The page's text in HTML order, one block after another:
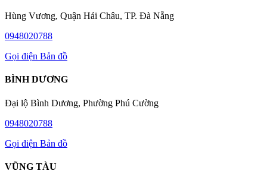
Hùng Vương, Quận Hải Châu, TP. Đà Nẵng
0948020788
Gọi điện Bản đồ
BÌNH DƯƠNG
Đại lộ Bình Dương, Phường Phú Cường
0948020788
Gọi điện Bản đồ
VŨNG TÀU